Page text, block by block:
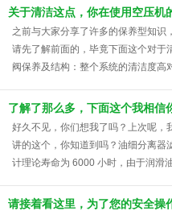
关于清洁这点，你在使用空压机
之前与大家分享了许多的保养型知
请先了解前面的，毕竟下面这个对于
阀保养及结构：整个系统的清洁度高
了解了那么多，下面这个我相信
好久不见，你们想我了吗？上次呢，
讲的这个，你知道到吗？油细分离器
计理论寿命为 6000 小时，由于润滑
请接着看这里，为了您的安全操